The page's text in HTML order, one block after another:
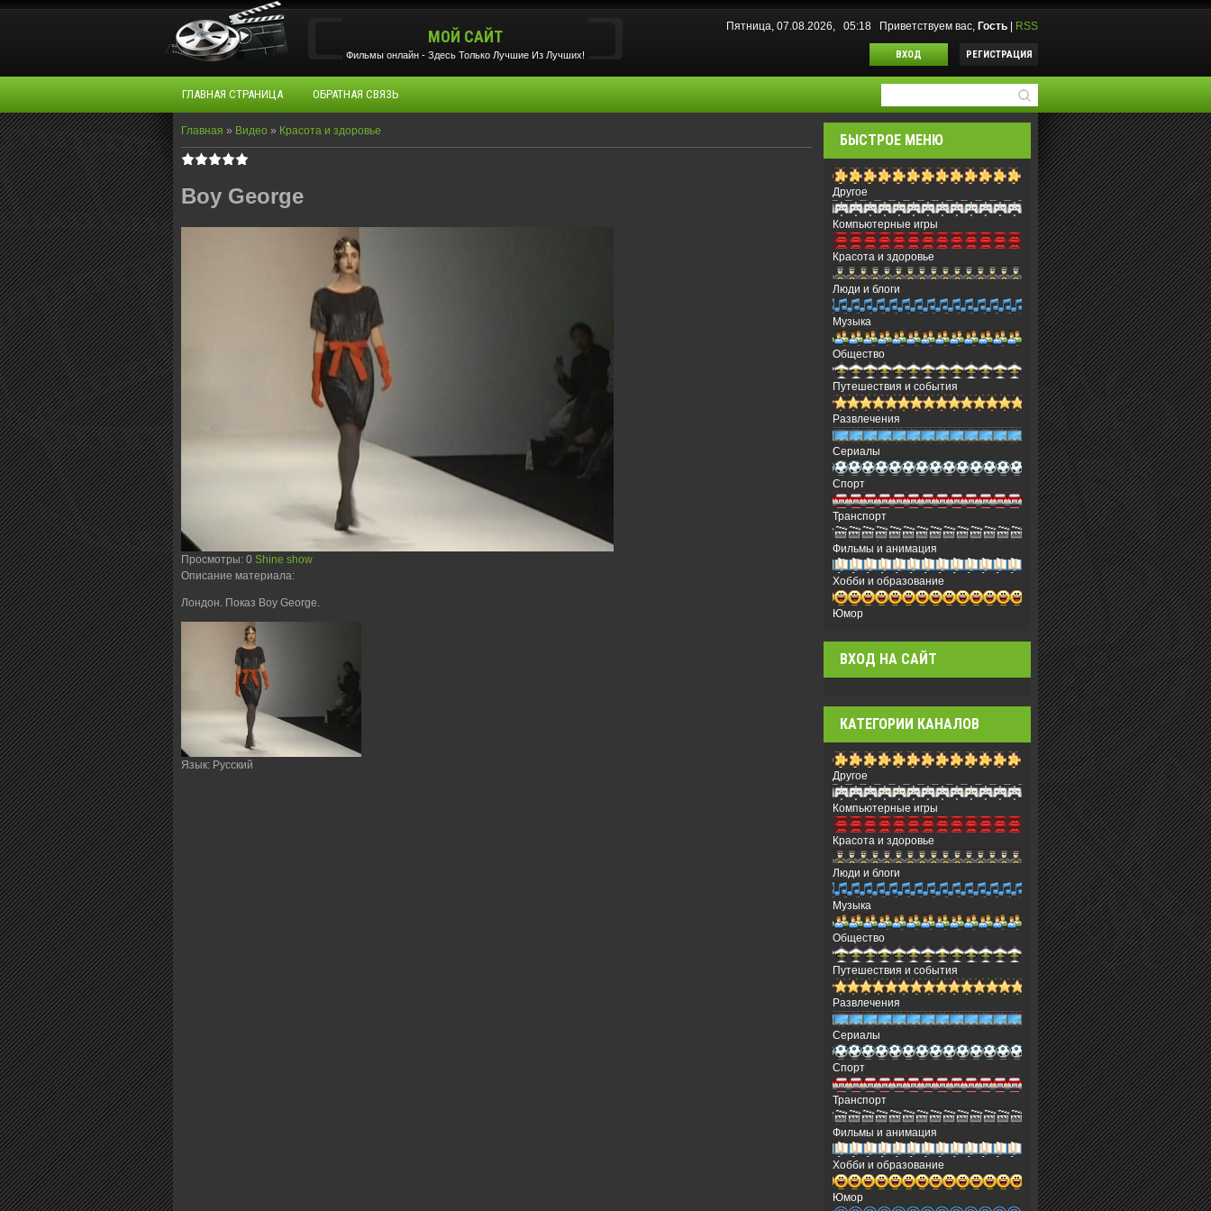
МОЙ САЙТ
Фильмы oнлайн - Здесь Только Лучшие Из Лучших!
Пятница, 07.08.2026, 05:18 Приветствуем вас, Гость RSS
ВХОД РЕГИСТРАЦИЯ
ГЛАВНАЯ СТРАНИЦА ОБРАТНАЯ СВЯЗЬ
Главная » Видео » Красота и здоровье
Boy George
Просмотры: 0 Shine show
Описание материала:
Лондон. Показ Boy George.
Язык: Русский
БЫСТРОЕ МЕНЮ
Другое
Компьютерные игры
Красота и здоровье
Люди и блоги
Музыка
Общество
Путешествия и события
Развлечения
Сериалы
Спорт
Транспорт
Фильмы и анимация
Хобби и образование
Юмор
ВХОД НА САЙТ
КАТЕГОРИИ КАНАЛОВ
Другое
Компьютерные игры
Красота и здоровье
Люди и блоги
Музыка
Общество
Путешествия и события
Развлечения
Сериалы
Спорт
Транспорт
Фильмы и анимация
Хобби и образование
Юмор